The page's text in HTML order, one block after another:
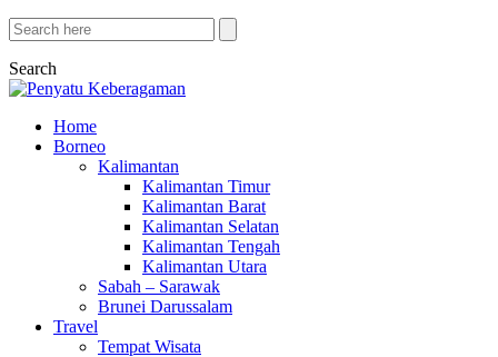
Search
Home
Borneo
Kalimantan
Kalimantan Timur
Kalimantan Barat
Kalimantan Selatan
Kalimantan Tengah
Kalimantan Utara
Sabah – Sarawak
Brunei Darussalam
Travel
Tempat Wisata